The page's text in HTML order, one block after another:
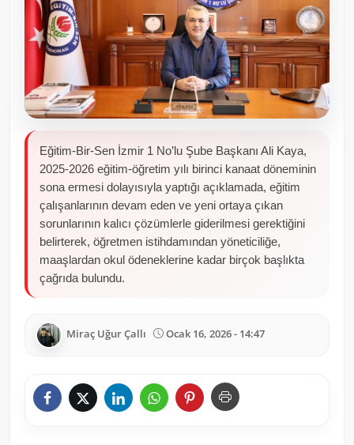
Eğitim-Bir-Sen İzmir 1 No’lu Şube Başkanı Ali Kaya,
2025-2026 eğitim-öğretim yılı birinci kanaat döneminin
sona ermesi dolayısıyla yaptığı açıklamada, eğitim
çalışanlarının devam eden ve yeni ortaya çıkan
sorunlarının kalıcı çözümlerle giderilmesi gerektiğini
belirterek, öğretmen istihdamından yöneticiliğe,
maaşlardan okul ödeneklerine kadar birçok başlıkta
çağrıda bulundu.
Miraç Uğur Çallı Ocak 16, 2026 - 14:47